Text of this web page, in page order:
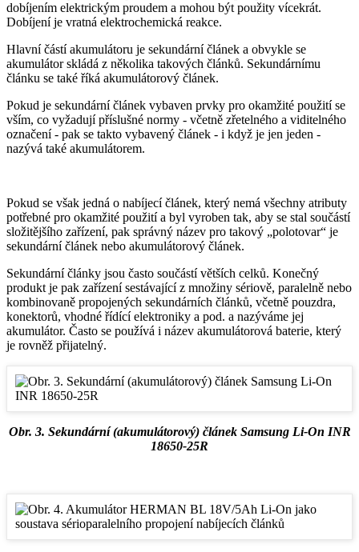
dobíjením elektrickým proudem a mohou být použity vícekrát.
Dobíjení je vratná elektrochemická reakce.
Hlavní částí akumulátoru je sekundární článek a obvykle se
akumulátor skládá z několika takových článků. Sekundárnímu
článku se také říká akumulátorový článek.
Pokud je sekundární článek vybaven prvky pro okamžité použití se
vším, co vyžadují příslušné normy - včetně zřetelného a viditelného
označení - pak se takto vybavený článek - i když je jen jeden -
nazývá také akumulátorem.
Pokud se však jedná o nabíjecí článek, který nemá všechny atributy
potřebné pro okamžité použití a byl vyroben tak, aby se stal součástí
složitějšího zařízení, pak správný název pro takový „polotovar“ je
sekundární článek nebo akumulátorový článek.
Sekundární články jsou často součástí větších celků. Konečný
produkt je pak zařízení sestávající z množiny sériově, paralelně nebo
kombinovaně propojených sekundárních článků, včetně pouzdra,
konektorů, vhodné řídící elektroniky a pod. a nazýváme jej
akumulátor. Často se používá i název akumulátorová baterie, který
je rovněž přijatelný.
Obr. 3. Sekundární (akumulátorový) článek Samsung Li-On INR
18650-25R